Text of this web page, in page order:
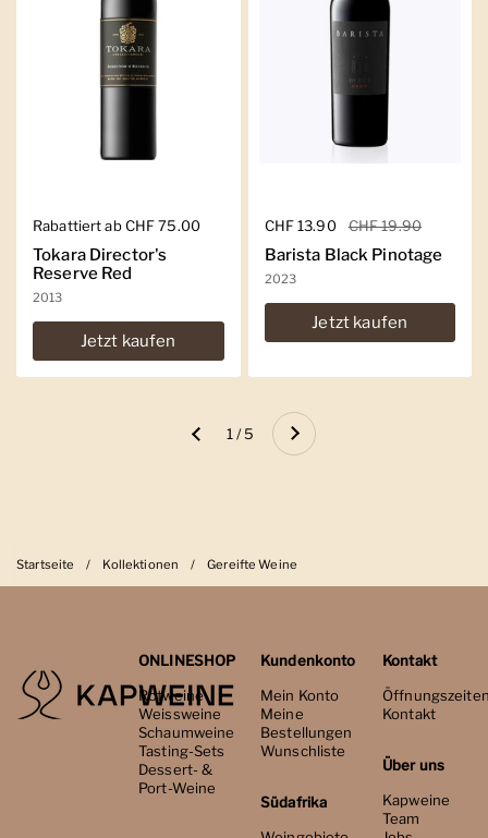
Regulärer Preis
Rabattiert ab CHF 75.00
Tokara Director's
Reserve Red
2013
Jetzt kaufen
Regulärer Preis
CHF 13.90 Sale-Preis
CHF 19.90
Barista Black Pinotage
2023
Jetzt kaufen
Zurück 1 / 5 Weiter
Startseite / Kollektionen / Gereifte Weine
ONLINESHOP
Rotweine
Weissweine
Schaumweine
Tasting-Sets
Dessert- &
Port-Weine
Kundenkonto
Mein Konto
Meine
Bestellungen
Wunschliste
Südafrika
Kontakt
Kontakt
Über uns
Kapweine
Team